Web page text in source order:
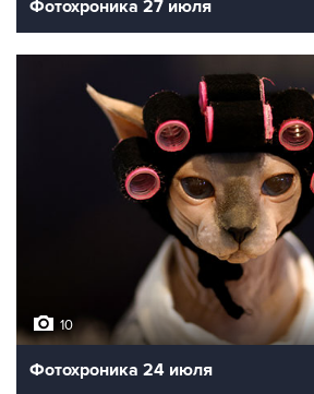
Фотохроника 27 июля
10
Фотохроника 24 июля